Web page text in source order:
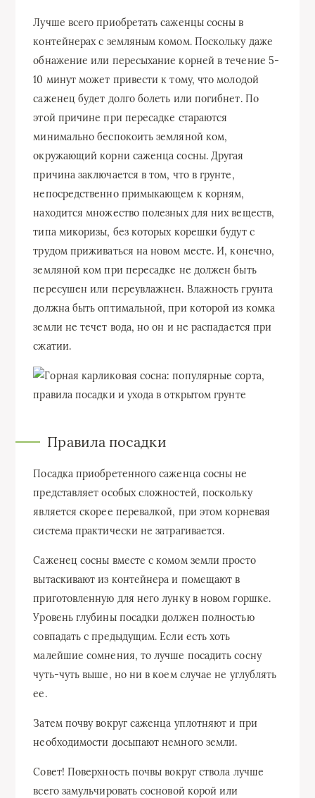
Лучше всего приобретать саженцы сосны в
контейнерах с земляным комом. Поскольку даже
обнажение или пересыхание корней в течение 5-
10 минут может привести к тому, что молодой
саженец будет долго болеть или погибнет. По
этой причине при пересадке стараются
минимально беспокоить земляной ком,
окружающий корни саженца сосны. Другая
причина заключается в том, что в грунте,
непосредственно примыкающем к корням,
находится множество полезных для них веществ,
типа микоризы, без которых корешки будут с
трудом приживаться на новом месте. И, конечно,
земляной ком при пересадке не должен быть
пересушен или переувлажнен. Влажность грунта
должна быть оптимальной, при которой из комка
земли не течет вода, но он и не распадается при
сжатии.
Правила посадки
Посадка приобретенного саженца сосны не
представляет особых сложностей, поскольку
является скорее перевалкой, при этом корневая
система практически не затрагивается.
Саженец сосны вместе с комом земли просто
вытаскивают из контейнера и помещают в
приготовленную для него лунку в новом горшке.
Уровень глубины посадки должен полностью
совпадать с предыдущим. Если есть хоть
малейшие сомнения, то лучше посадить сосну
чуть-чуть выше, но ни в коем случае не углублять
ее.
Затем почву вокруг саженца уплотняют и при
необходимости досыпают немного земли.
Совет! Поверхность почвы вокруг ствола лучше
всего замульчировать сосновой корой или